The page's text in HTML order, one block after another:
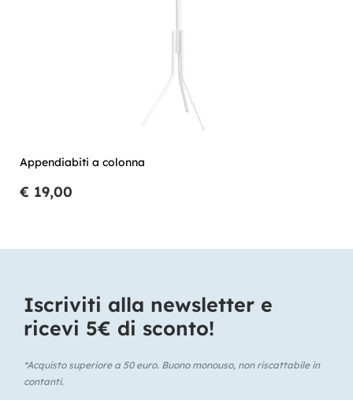
Appendiabiti a colonna
€ 19,00
Iscriviti alla newsletter e
ricevi 5€ di sconto!​
*Acquisto superiore a 50 euro. Buono monouso, non riscattabile in
contanti.